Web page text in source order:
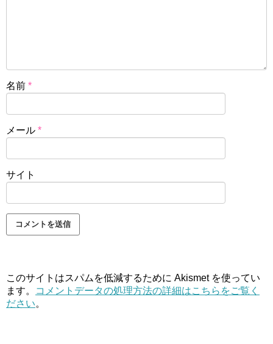
名前 *
メール *
サイト
このサイトはスパムを低減するために Akismet を使ってい
ます。
コメントデータの処理方法の詳細はこちらをご覧く
ださい。